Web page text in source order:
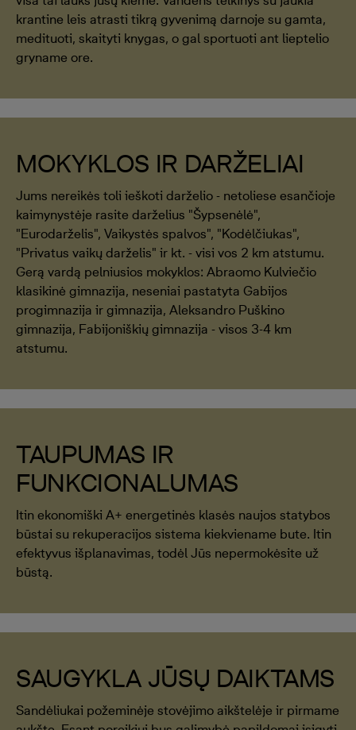
krantine leis atrasti tikrą gyvenimą darnoje su gamta,
medituoti, skaityti knygas, o gal sportuoti ant lieptelio
gryname ore.
MOKYKLOS IR DARŽELIAI
Jums nereikės toli ieškoti darželio - netoliese esančioje
kaimynystėje rasite darželius "Šypsenėlė",
"Eurodarželis", Vaikystės spalvos", "Kodėlčiukas",
"Privatus vaikų darželis" ir kt. - visi vos 2 km atstumu.
Gerą vardą pelniusios mokyklos: Abraomo Kulviečio
klasikinė gimnazija, neseniai pastatyta Gabijos
progimnazija ir gimnazija, Aleksandro Puškino
gimnazija, Fabijoniškių gimnazija - visos 3-4 km
atstumu.
TAUPUMAS IR
FUNKCIONALUMAS
Itin ekonomiški A+ energetinės klasės naujos statybos
būstai su rekuperacijos sistema kiekviename bute. Itin
efektyvus išplanavimas, todėl Jūs nepermokėsite už
būstą.
SAUGYKLA JŪSŲ DAIKTAMS
Sandėliukai požeminėje stovėjimo aikštelėje ir pirmame